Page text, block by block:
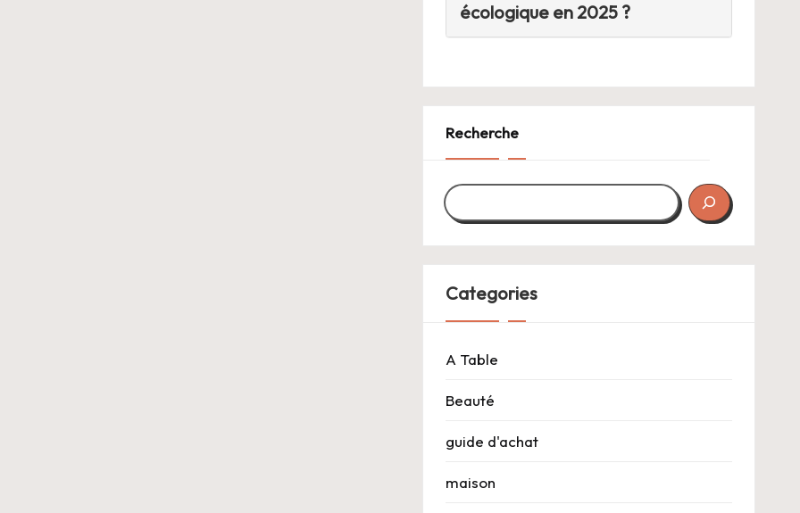
écologique en 2025 ?
Recherche
Categories
A Table
Beauté
guide d'achat
maison